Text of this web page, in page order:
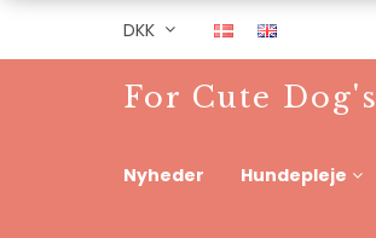
DKK
For Cute Dog's
Nyheder Hundepleje